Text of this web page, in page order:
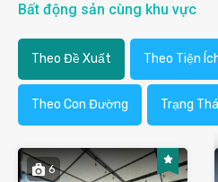
Bất động sản cùng khu vực
Theo Đề Xuất Theo Tiện
Theo Con Đường Trạng
6